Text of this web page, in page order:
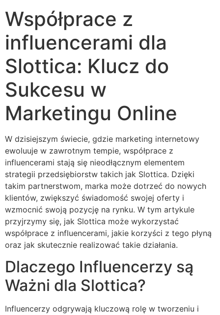
Współprace z
influencerami dla
Slottica: Klucz do
Sukcesu w
Marketingu Online
W dzisiejszym świecie, gdzie marketing internetowy
ewoluuje w zawrotnym tempie, współprace z
influencerami stają się nieodłącznym elementem
strategii przedsiębiorstw takich jak Slottica. Dzięki
takim partnerstwom, marka może dotrzeć do nowych
klientów, zwiększyć świadomość swojej oferty i
wzmocnić swoją pozycję na rynku. W tym artykule
przyjrzymy się, jak Slottica może wykorzystać
współprace z influencerami, jakie korzyści z tego płyną
oraz jak skutecznie realizować takie działania.
Dlaczego Influencerzy są
Ważni dla Slottica?
Influencerzy odgrywają kluczową rolę w tworzeniu i